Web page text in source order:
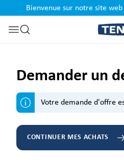
Passer à la recherche
Bienvenue sur notre site
Demander un
Votre demande d'offre
CONTINUER MES ACHATS